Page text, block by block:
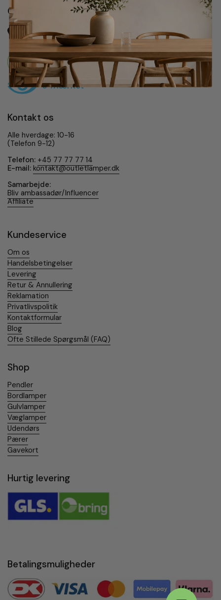
Om OutletLamper
PhoneEmailFacebookInstagram
PinterestTikTok
Kontakt os
Alle hverdage: 10-16
(Telefon 9-12)
Telefon: +45 77 77 77 14
E-mail: kontakt@outletlamper.dk
Samarbejde:
Bliv ambassadør/Influencer
Affiliate
Kundeservice
Om os
Handelsbetingelser
Levering
Retur & Annullering
Reklamation
Privatlivspolitik
Kontaktformular
Blog
Ofte Stillede Spørgsmål (FAQ)
Shop
Pendler
Bordlamper
Gulvlamper
Væglamper
Udendørs
Pærer
Gavekort
Hurtig levering
Betalingsmuligheder